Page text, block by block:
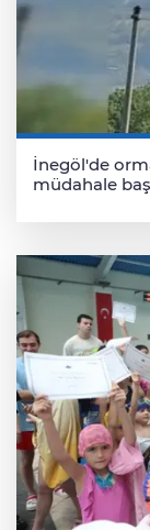
İnegöl'de
müdahale